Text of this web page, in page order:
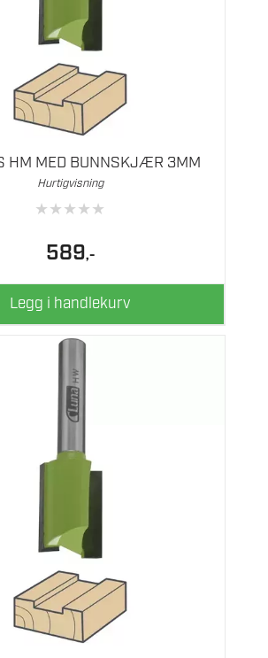
HM MED BUNNSKJÆR 3MM
Hurtigvisning
★★★★★
589,-
Legg i handlekurv